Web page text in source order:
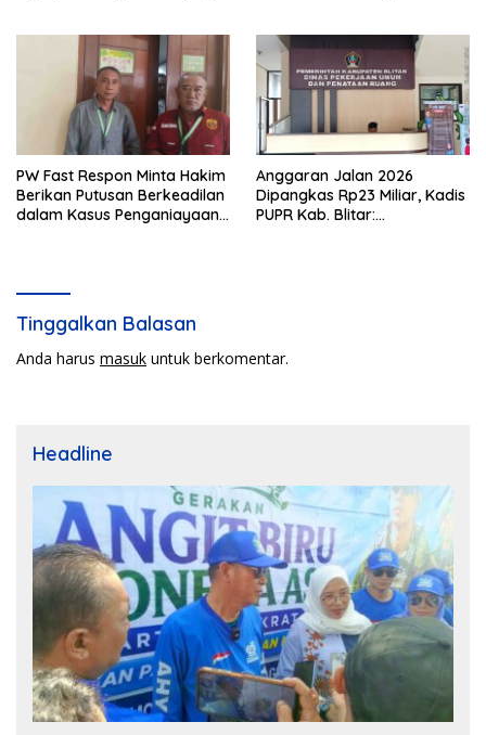
PW Fast Respon Minta Hakim
Berikan Putusan Berkeadilan
dalam Kasus Penganiayaan
Anggaran Jalan 2026
Dipangkas Rp23 Miliar, Kadis
PUPR Kab. Blitar:
Tinggalkan Balasan
Anda harus masuk untuk berkomentar.
Headline